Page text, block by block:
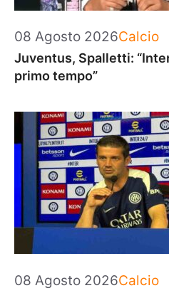
08 Agosto 2026Calcio
Juventus, Spalletti:
primo tempo”
08 Agosto 2026Calcio